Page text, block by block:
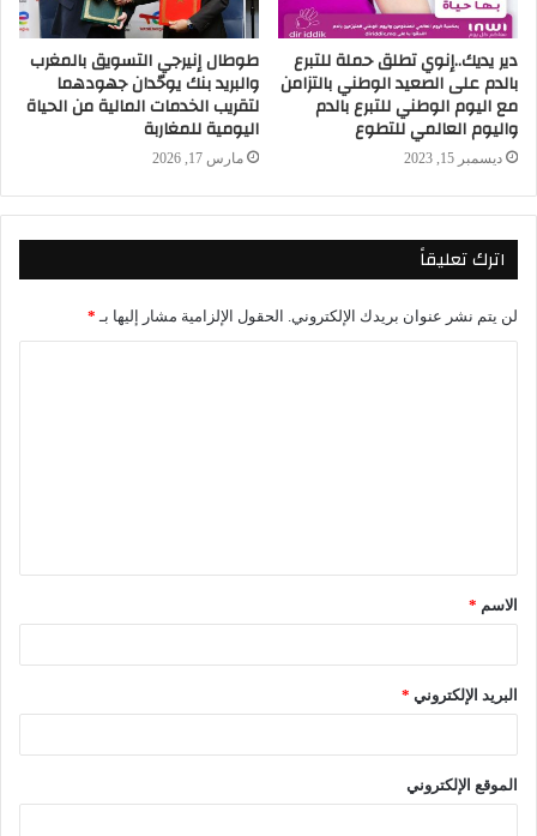
دير يديك..إنوي تطلق حملة للتبرع
بالدم على الصعيد الوطني بالتزامن
مع اليوم الوطني للتبرع بالدم
واليوم العالمي للتطوع
ديسمبر 15, 2023
طوطال إنيرجي التسويق بالمغرب
والبريد بنك يوحّدان جهودهما
لتقريب الخدمات المالية من الحياة
اليومية للمغاربة
مارس 17, 2026
اترك تعليقاً
لن يتم نشر عنوان بريدك الإلكتروني. الحقول الإلزامية مشار إليها بـ *
الاسم *
البريد الإلكتروني *
الموقع الإلكتروني